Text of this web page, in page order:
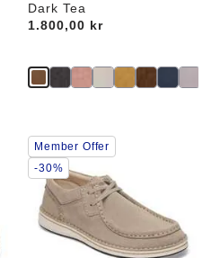
Dark Tea
Price:
1.800,00 kr
Samhandling
med
swatch-
farger
oppdatere
produktbildet
Member Offer
-30%